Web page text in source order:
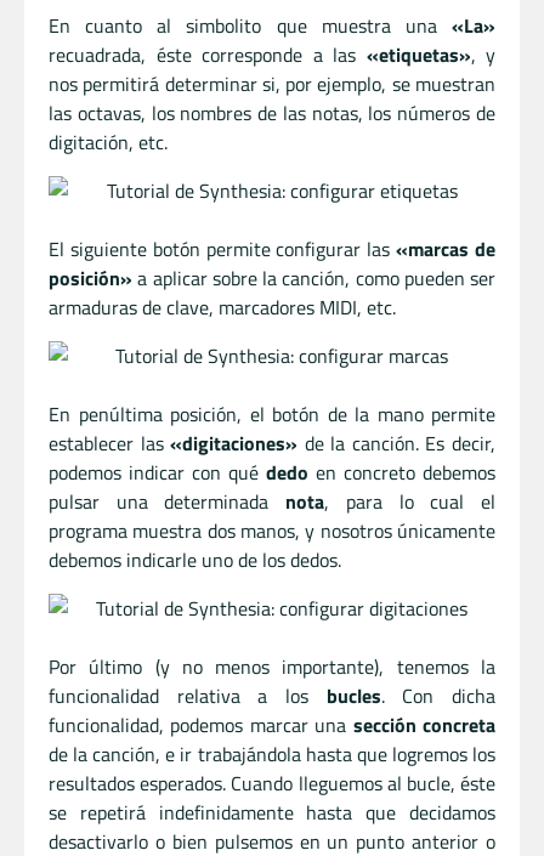
En cuanto al simbolito que muestra una «La»
recuadrada, éste corresponde a las «etiquetas», y
nos permitirá determinar si, por ejemplo, se muestran
las octavas, los nombres de las notas, los números de
digitación, etc.
El siguiente botón permite configurar las«marcas de
posición» a aplicar sobre la canción, como pueden ser
armaduras de clave, marcadores MIDI, etc.
En penúltima posición, el botón de la mano permite
establecer las«digitaciones» de la canción. Es decir,
podemos indicar con qué dedo en concreto debemos
pulsar una determinada nota, para lo cual el
programa muestra dos manos, y nosotros únicamente
debemos indicarle uno de los dedos.
Por último (y no menos importante), tenemos la
funcionalidad relativa a los bucles. Con dicha
funcionalidad, podemos marcar una sección concreta
de la canción, e ir trabajándola hasta que logremos los
resultados esperados. Cuando lleguemos al bucle, éste
se repetirá indefinidamente hasta que decidamos
desactivarlo o bien pulsemos en un punto anterior o